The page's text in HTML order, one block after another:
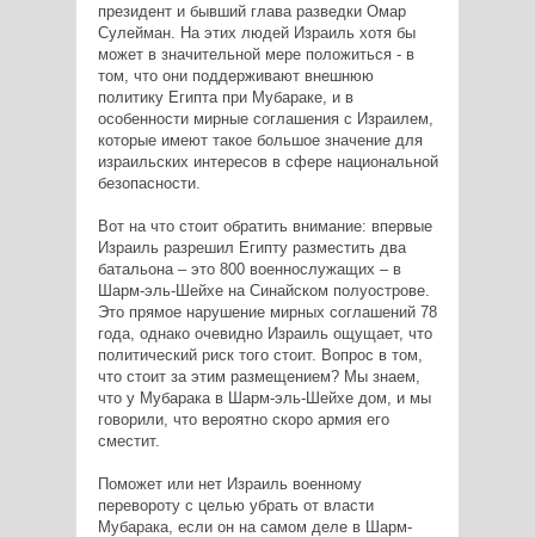
президент и бывший глава разведки Омар
Сулейман. На этих людей Израиль хотя бы
может в значительной мере положиться - в
том, что они поддерживают внешнюю
политику Египта при Мубараке, и в
особенности мирные соглашения с Израилем,
которые имеют такое большое значение для
израильских интересов в сфере национальной
безопасности.
Вот на что стоит обратить внимание: впервые
Израиль разрешил Египту разместить два
батальона – это 800 военнослужащих – в
Шарм-эль-Шейхе на Синайском полуострове.
Это прямое нарушение мирных соглашений 78
года, однако очевидно Израиль ощущает, что
политический риск того стоит. Вопрос в том,
что стоит за этим размещением? Мы знаем,
что у Мубарака в Шарм-эль-Шейхе дом, и мы
говорили, что вероятно скоро армия его
сместит.
Поможет или нет Израиль военному
перевороту с целью убрать от власти
Мубарака, если он на самом деле в Шарм-